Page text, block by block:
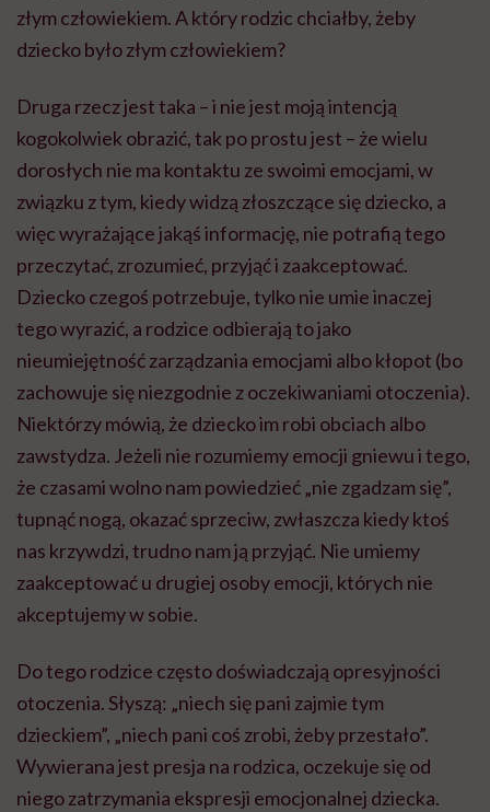
złym człowiekiem. A który rodzic chciałby, żeby
dziecko było złym człowiekiem?
Druga rzecz jest taka – i nie jest moją intencją
kogokolwiek obrazić, tak po prostu jest – że wielu
dorosłych nie ma kontaktu ze swoimi emocjami, w
związku z tym, kiedy widzą złoszczące się dziecko, a
więc wyrażające jakąś informację, nie potrafią tego
przeczytać, zrozumieć, przyjąć i zaakceptować.
Dziecko czegoś potrzebuje, tylko nie umie inaczej
tego wyrazić, a rodzice odbierają to jako
nieumiejętność zarządzania emocjami albo kłopot (bo
zachowuje się niezgodnie z oczekiwaniami otoczenia).
Niektórzy mówią, że dziecko im robi obciach albo
zawstydza. Jeżeli nie rozumiemy emocji gniewu i tego,
że czasami wolno nam powiedzieć „nie zgadzam się”,
tupnąć nogą, okazać sprzeciw, zwłaszcza kiedy ktoś
nas krzywdzi, trudno nam ją przyjąć. Nie umiemy
zaakceptować u drugiej osoby emocji, których nie
akceptujemy w sobie.
Do tego rodzice często doświadczają opresyjności
otoczenia. Słyszą: „niech się pani zajmie tym
dzieckiem”, „niech pani coś zrobi, żeby przestało”.
Wywierana jest presja na rodzica, oczekuje się od
niego zatrzymania ekspresji emocjonalnej dziecka.